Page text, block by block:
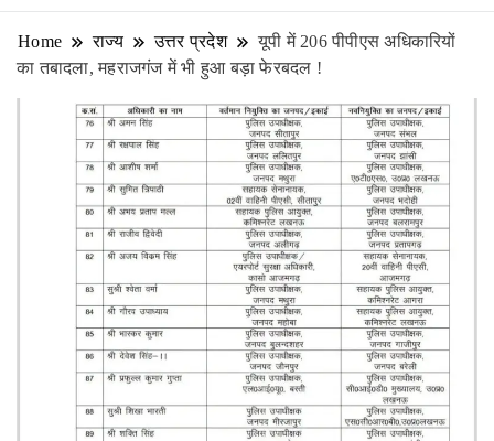
Home राज्य उत्तर प्रदेश
यूपी में 206 पीपीएस अधिकारियों
का तबादला, महराजगंज में भी हुआ बड़ा फेरबदल !